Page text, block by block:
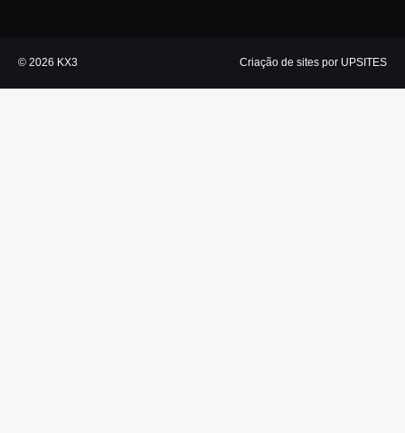
© 2026 KX3 Criação de sites por UPSITES